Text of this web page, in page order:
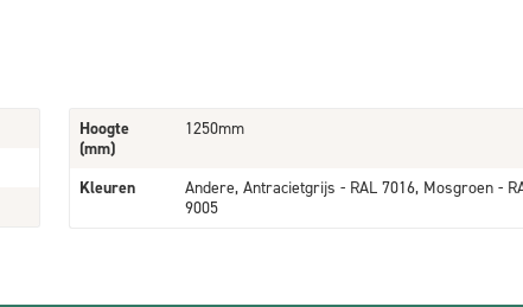
Hoogte
(mm)
1250mm
Kleuren
Andere, Antracietgrijs - RAL 7016, Mosgroen -
9005